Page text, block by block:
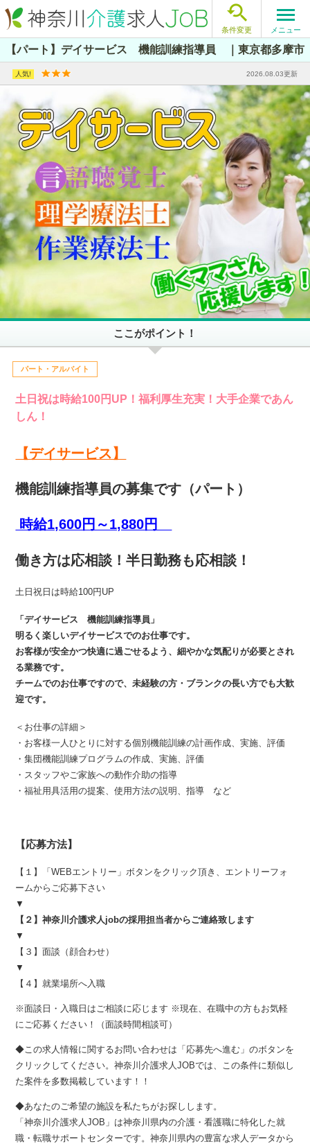

条件変更 メニュー
【パート】デイサービス 機能訓練指導員 ｜東京都多摩市
2026.08.03更新
ここがポイント！
パート・アルバイト
土日祝は時給100円UP！福利厚生充実！大手企業であん
しん！
【デイサービス】
機能訓練指導員の募集です（パート）
時給1,600円～1,880円
働き方は応相談！半日勤務も応相談！
土日祝日は時給100円UP
「デイサービス 機能訓練指導員」
明るく楽しいデイサービスでのお仕事です。
お客様が安全かつ快適に過ごせるよう、細やかな気配りが必要とされ
る業務です。
チームでのお仕事ですので、未経験の方・ブランクの長い方でも大歓
迎です。
＜お仕事の詳細＞
・お客様一人ひとりに対する個別機能訓練の計画作成、実施、評価
・集団機能訓練プログラムの作成、実施、評価
・スタッフやご家族への動作介助の指導
・福祉用具活用の提案、使用方法の説明、指導 など
【応募方法】
【１】「WEBエントリー」ボタンをクリック頂き、エントリーフォ
ームからご応募下さい
▼
【２】神奈川介護求人jobの採用担当者からご連絡致します
▼
【３】面談（顔合わせ）
▼
【４】就業場所へ入職
※面談日・入職日はご相談に応じます ※現在、在職中の方もお気軽
にご応募ください！（面談時間相談可）
◆この求人情報に関するお問い合わせは「応募先へ進む」のボタンを
クリックしてください。神奈川介護求人JOBでは、この条件に類似し
た案件を多数掲載しています！！
◆あなたのご希望の施設を私たちがお探しします。
「神奈川介護求人JOB」は神奈川県内の介護・看護職に特化した就
職・転職サポートセンターです。神奈川県内の豊富な求人データから